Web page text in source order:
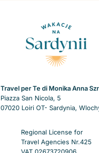
Travel per Te di Monika Anna
Piazza San Nicola, 5
07020 Loiri OT- Sardynia,
Regional License for
Travel Agencies Nr.425
VAT 02673720906